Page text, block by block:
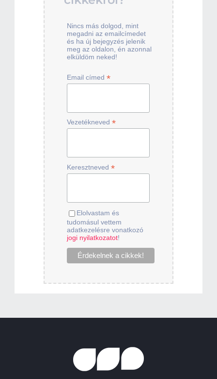
Nincs más dolgod, mint
megadni az emailcímedet
és ha új bejegyzés jelenik
meg az oldalon, én azonnal
elküldöm neked!
Email címed *
Vezetékneved *
Keresztneved *
Elolvastam és
tudomásul vettem
adatkezelésre vonatkozó
jogi nyilatkozatot!